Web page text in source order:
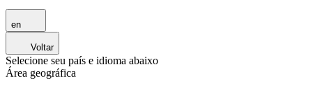
en
Voltar
Selecione seu país e idioma abaixo
Área geográfica